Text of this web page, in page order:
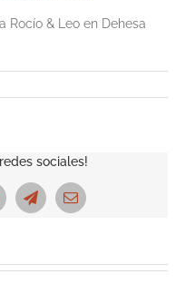
Rocío & Leo en Dehesa
sociales!
TelegramCorreo